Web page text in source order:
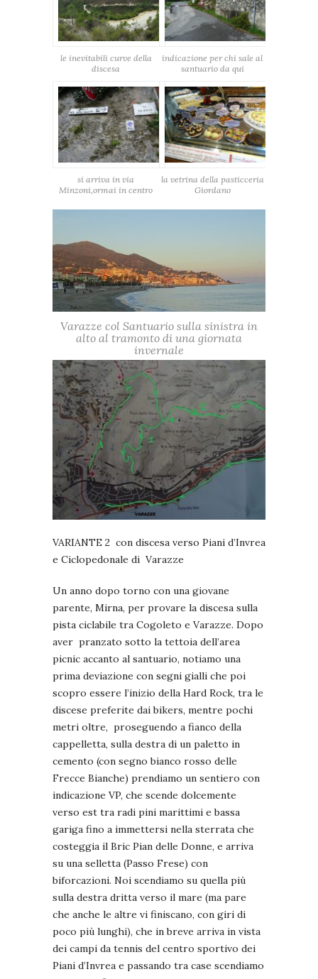
le inevitabili curve della
discesa
indicazione per chi sale al
santuario da qui
si arriva in via
Minzoni,ormai in centro
la vetrina della pasticceria
Giordano
Varazze col Santuario sulla sinistra in
alto al tramonto di una giornata
invernale
VARIANTE 2 con discesa verso Piani d’Invrea
e Ciclopedonale di Varazze
Un anno dopo torno con una giovane
parente, Mirna, per provare la discesa sulla
pista ciclabile tra Cogoleto e Varazze. Dopo
aver pranzato sotto la tettoia dell’area
picnic accanto al santuario, notiamo una
prima deviazione con segni gialli che poi
scopro essere l’inizio della Hard Rock, tra le
discese preferite dai bikers, mentre pochi
metri oltre, proseguendo a fianco della
cappelletta, sulla destra di un paletto in
cemento (con segno bianco rosso delle
Frecce Bianche) prendiamo un sentiero con
indicazione VP, che scende dolcemente
verso est tra radi pini marittimi e bassa
gariga fino a immettersi nella sterrata che
costeggia il Bric Pian delle Donne, e arriva
su una selletta (Passo Frese) con
biforcazioni. Noi scendiamo su quella più
sulla destra dritta verso il mare (ma pare
che anche le altre vi finiscano, con giri di
poco più lunghi), che in breve arriva in vista
dei campi da tennis del centro sportivo dei
Piani d’Invrea e passando tra case scendiamo